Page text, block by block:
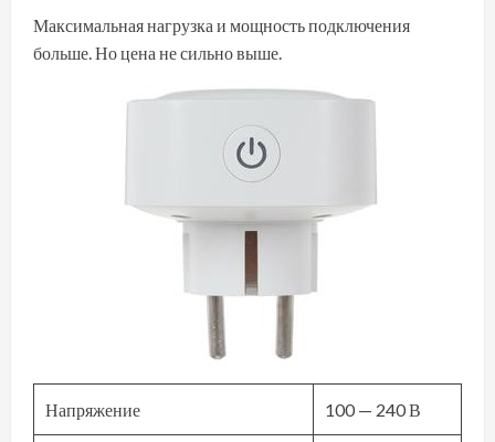
Максимальная нагрузка и мощность подключения
больше. Но цена не сильно выше.
Напряжение 100 — 240 В